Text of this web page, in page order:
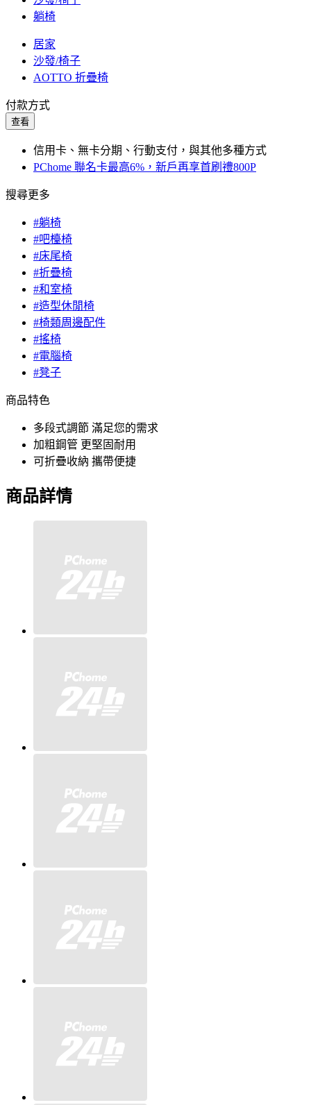
躺椅
居家
沙發/椅子
AOTTO 折疊椅
付款方式
查看
信用卡、無卡分期、行動支付，與其他多種方式
PChome 聯名卡最高6%，新戶再享首刷禮800P
搜尋更多
#躺椅
#吧檯椅
#床尾椅
#折疊椅
#和室椅
#造型休閒椅
#椅類周邊配件
#搖椅
#電腦椅
#凳子
商品特色
多段式調節 滿足您的需求
加粗鋼管 更堅固耐用
可折疊收納 攜帶便捷
商品詳情